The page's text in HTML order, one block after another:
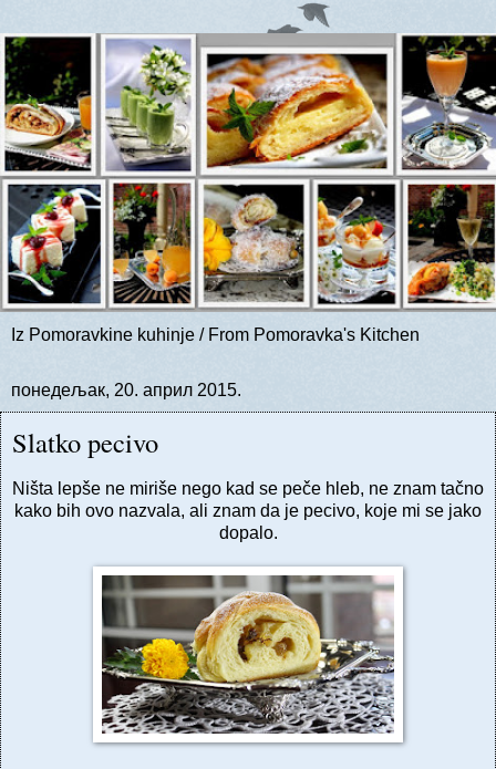
Iz Pomoravkine kuhinje / From Pomoravka's Kitchen
понедељак, 20. април 2015.
Slatko pecivo
Ništa lepše ne miriše nego kad se peče hleb, ne znam tačno
kako bih ovo nazvala, ali znam da je pecivo, koje mi se jako
dopalo.